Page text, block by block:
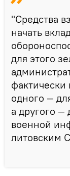
"Средства
начать
для этого
фактически
одного —
а другого —
военной
литовским